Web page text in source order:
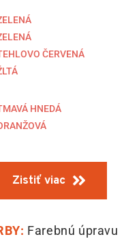
ČERVENÁ
HNEDÁ
Zistiť viac
Farebnú úpravu